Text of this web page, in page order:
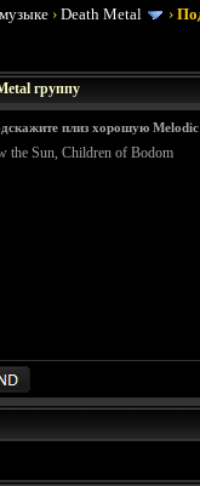
›Death Metal ›
группу
плиз хорошую
the Sun, Children of Bodom